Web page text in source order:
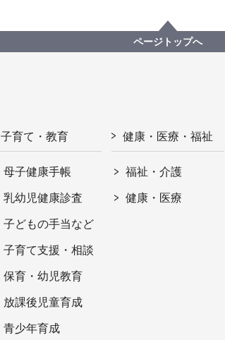
ページトップへ
子育て・教育
母子健康手帳
乳幼児健康診査
子どもの手当など
子育て支援・相談
保育・幼児教育
放課後児童育成
青少年育成
健康・医療・福祉
福祉・介護
健康・医療